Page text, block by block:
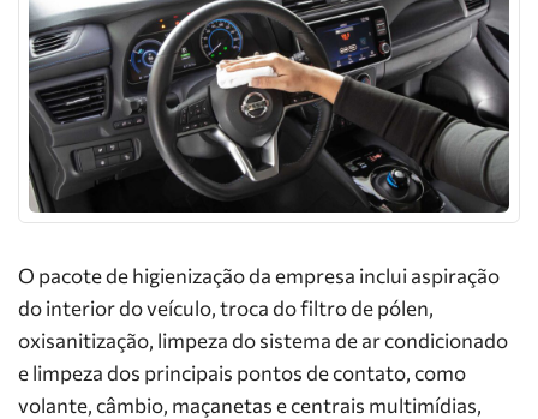
O pacote de higienização da empresa inclui aspiração
do interior do veículo, troca do filtro de pólen,
oxisanitização, limpeza do sistema de ar condicionado
e limpeza dos principais pontos de contato, como
volante, câmbio, maçanetas e centrais multimídias,